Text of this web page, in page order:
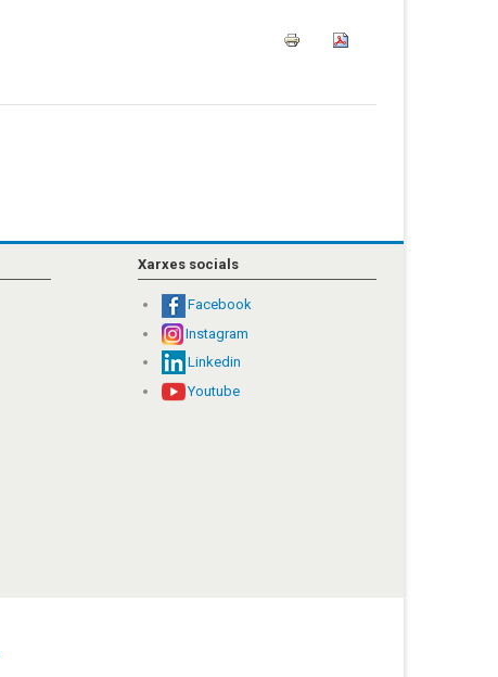
Xarxes socials
Facebook
Instagram
Linkedin
Youtube